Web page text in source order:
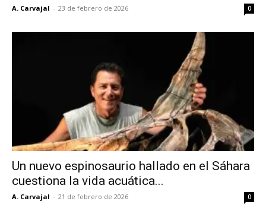
A. Carvajal - 23 de febrero de 2026 0
Un nuevo espinosaurio hallado en el Sáhara
cuestiona la vida acuática...
A. Carvajal - 21 de febrero de 2026 0